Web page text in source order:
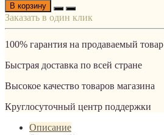
В корзину
Заказать в один клик
100% гарантия на продаваемый товар
Быстрая доставка по всей стране
Высокое качество товаров магазина
Круглосуточный центр поддержки
Описание